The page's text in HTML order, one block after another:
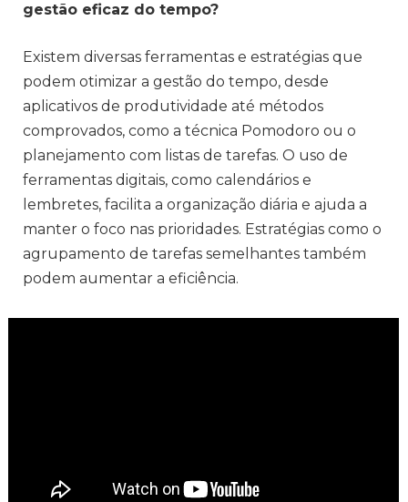
gestão eficaz do tempo?
Existem diversas ferramentas e estratégias que
podem otimizar a gestão do tempo, desde
aplicativos de produtividade até métodos
comprovados, como a técnica Pomodoro ou o
planejamento com listas de tarefas. O uso de
ferramentas digitais, como calendários e
lembretes, facilita a organização diária e ajuda a
manter o foco nas prioridades. Estratégias como o
agrupamento de tarefas semelhantes também
podem aumentar a eficiência.